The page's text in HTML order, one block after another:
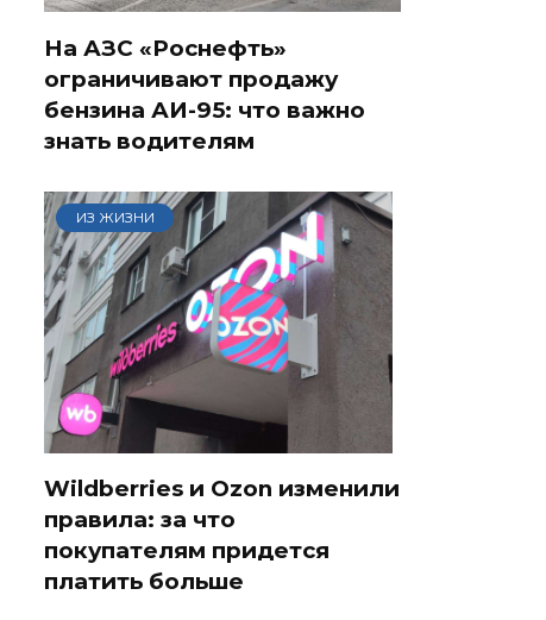
На АЗС «Роснефть»
ограничивают продажу
бензина АИ-95: что важно
знать водителям
ИЗ ЖИЗНИ
Wildberries и Ozon изменили
правила: за что
покупателям придется
платить больше